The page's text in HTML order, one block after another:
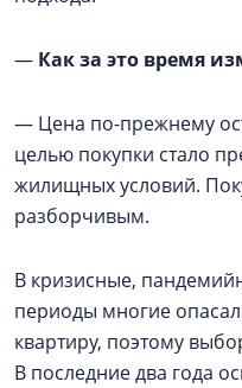
— Как за это время
— Цена по-прежнему
целью покупки стало
жилищных условий.
разборчивым.
В кризисные,
периоды многие
квартиру, поэтому
В последние два года